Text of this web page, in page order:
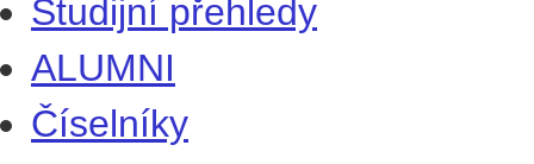
Studijní přehledy
ALUMNI
Číselníky